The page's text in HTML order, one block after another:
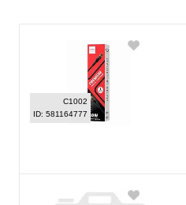
C1002
ID: 581164777